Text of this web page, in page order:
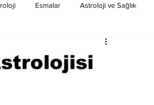
Esmalar Astroloji ve Sağlık